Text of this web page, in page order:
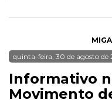
quinta-feira, 30 de agosto de
Informativo
Movimento